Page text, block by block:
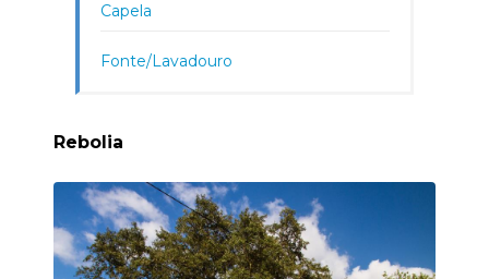
Capela
Fonte/Lavadouro
Rebolia